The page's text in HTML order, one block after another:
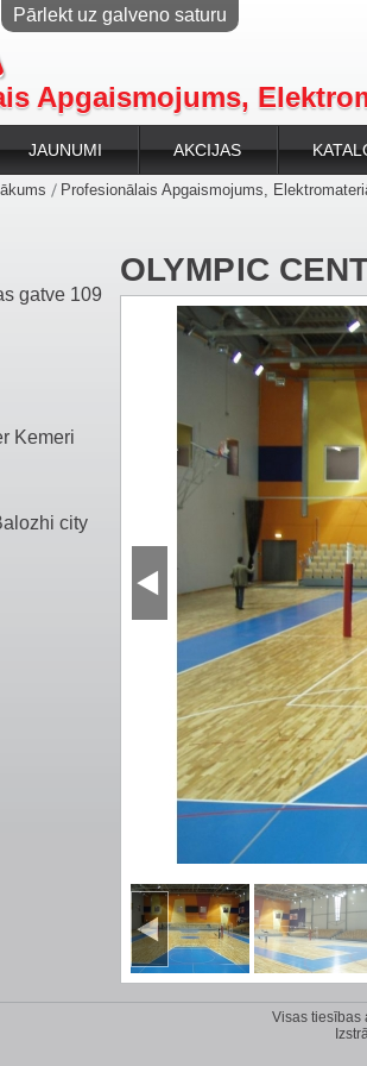
Pārlekt uz galveno saturu
Apgaismojums,
JAUNUMI AKCIJAS
Profesionālais Apgaismojums,
gatve 109
Kemeri
city
OLYMPIC
Visas tiesības